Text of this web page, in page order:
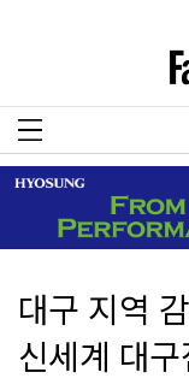
대구 지역
신세계 대